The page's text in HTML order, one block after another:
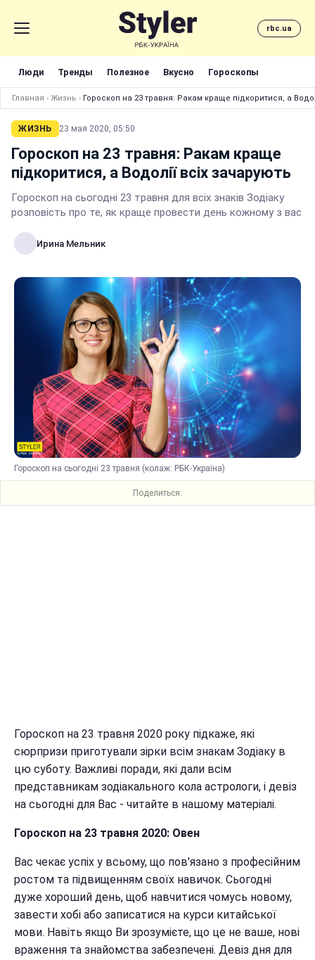
rbc.ua
Люди Тренды Полезное Вкусно Гороскопы
Главная › Жизнь › Гороскоп на 23 травня: Ракам краще підкоритися, а
ЖИЗНЬ 23 мая 2020, 05:50
Гороскоп на 23 травня: Ракам краще
підкоритися, а Водолії всіх зачарують
Гороскоп на сьогодні 23 травня для всіх знаків Зодіаку
розповість про те, як краще провести день кожному з вас
Ирина Мельник
Гороскоп на сьогодні 23 травня (колаж: РБК-Україна)
Поделиться:
Гороскоп на 23 травня 2020 року підкаже, які
сюрпризи приготували зірки всім знакам Зодіаку в
цю суботу. Важливі поради, які дали всім
представникам зодіакального кола астрологи, і девіз
на сьогодні для Вас - читайте в нашому матеріалі.
Гороскоп на 23 травня 2020: Овен
Вас чекає успіх у всьому, що пов'язано з професійним
ростом та підвищенням своїх навичок. Сьогодні
дуже хороший день, щоб навчитися чомусь новому,
завести хобі або записатися на курси китайської
мови. Навіть якщо Ви зрозумієте, що це не ваше, нові
враження та знайомства забезпечені. Девіз дня для